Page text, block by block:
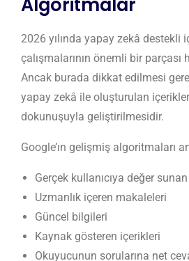
2026 yılında yapay zekâ destekli
çalışmalarının önemli bir parçası
Ancak burada dikkat edilmesi
yapay zekâ ile oluşturulan
dokunuşuyla geliştirilmesidir.
Google’ın gelişmiş algoritmaları
Gerçek kullanıcıya değer
Uzmanlık içeren makaleleri
Güncel bilgileri
Kaynak gösteren içerikleri
Okuyucunun sorularına net